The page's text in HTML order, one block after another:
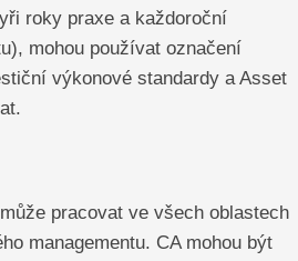
roky praxe a každoroční
mohou používat označení
výkonové standardy a Asset
pracovat ve všech oblastech
managementu. CA mohou být